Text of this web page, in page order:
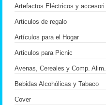
Artefactos Eléctricos y accesori
Articulos de regalo
Artículos para el Hogar
Articulos para Picnic
Avenas, Cereales y Comp. Alim.
Bebidas Alcohólicas y Tabaco
Cover